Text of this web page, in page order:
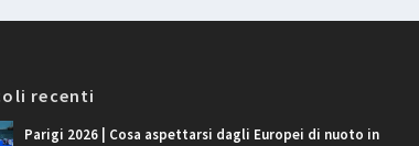
recenti
Parigi 2026 | Cosa aspettarsi dagli Europei di nuoto in